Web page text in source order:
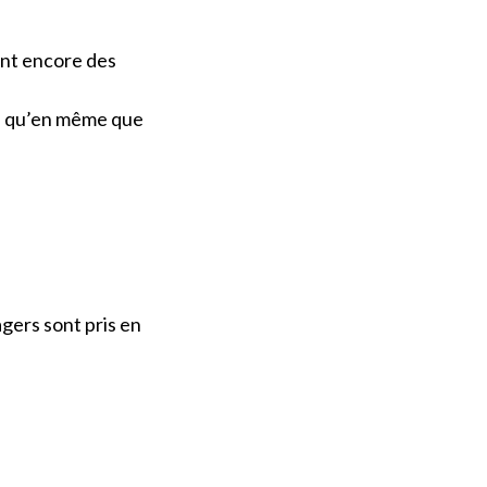
encore des
même que
sont pris en